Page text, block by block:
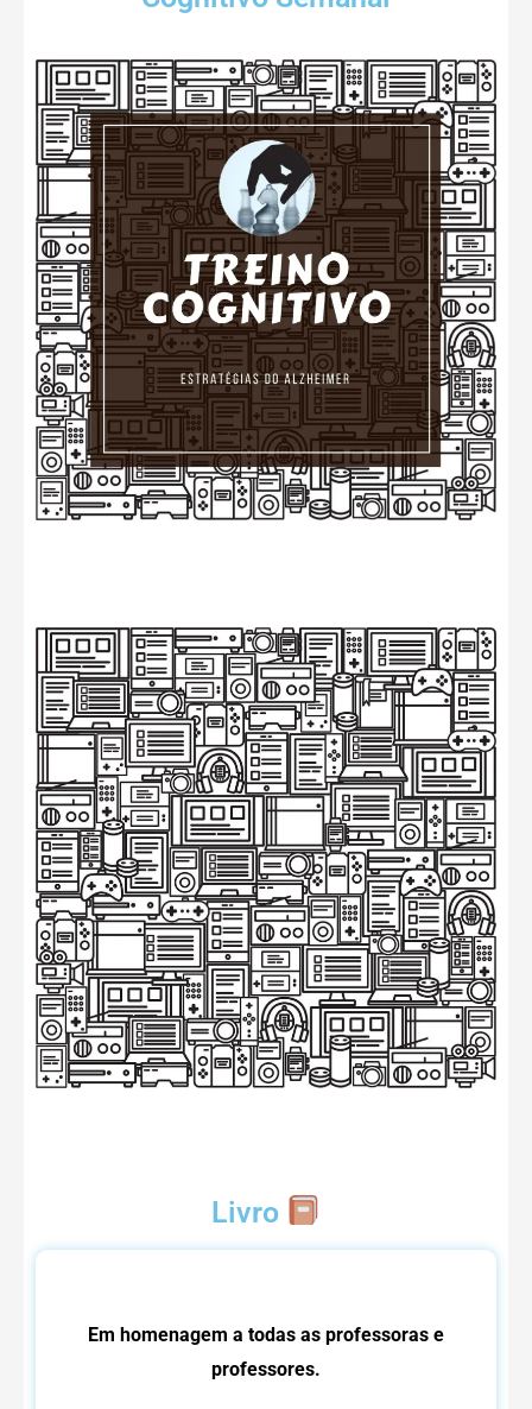
Livro
Em homenagem a todas as professoras e
professores.